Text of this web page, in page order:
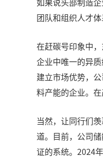
团队和组织人才
在赶碳号印象中
企业中唯一的异
建立市场优势，
料产能的企业。
当然，让同行们
道。目前，公司
证的系统。2024